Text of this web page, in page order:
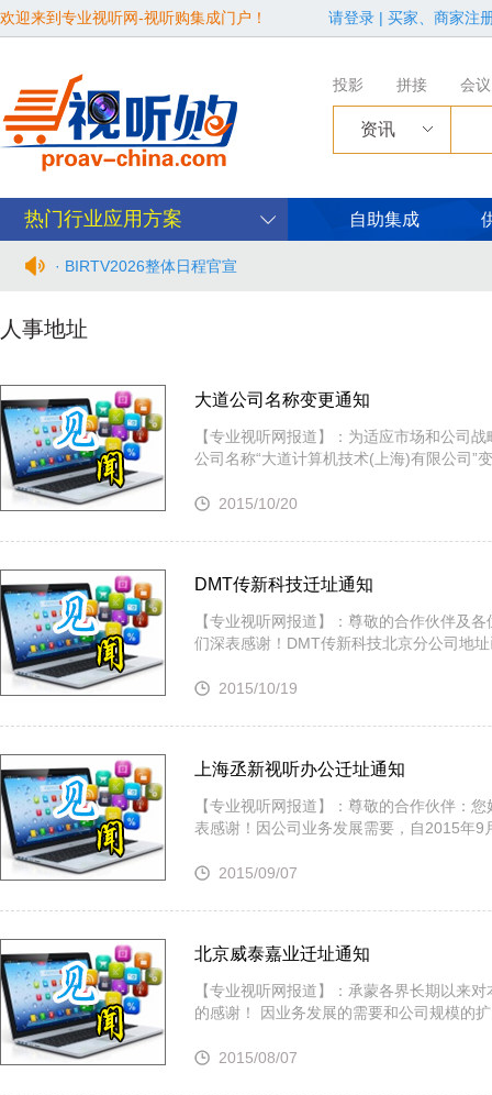
欢迎来到专业视听网-视听购集成门户！ 请登录 | 买家、商家注
投影 拼接 会议
资讯
热门行业应用方案 自助集成
· Audinate 推出全新中文版 Dante 培训计划
· BIRTV2026整体日程官宣
· 从“看见全貌”到“身心共感” | “壁彩京华”第三场展览在松下安恒
· 面对不断升级的文旅亮化市场，你拿什么参与竞争？
· AVONIC摄像机 × Bosch DICENTIS会议系统保障二十国央行
· 松下投影机赋能LYMB.iO的MultiBall系统，打造新一代体育与
人事地址
大道公司名称变更通知
【专业视听网报道】：为适应市场和公司
公司名称“大道计算机技术(上海)有限公司”
2015/10/20
DMT传新科技迁址通知
【专业视听网报道】：尊敬的合作伙伴及
们深表感谢！DMT传新科技北京分公司地
2015/10/19
上海丞新视听办公迁址通知
【专业视听网报道】：尊敬的合作伙伴：
表感谢！因公司业务发展需要，自2015年
2015/09/07
北京威泰嘉业迁址通知
【专业视听网报道】：承蒙各界长期以来
的感谢！ 因业务发展的需要和公司规模的
2015/08/07